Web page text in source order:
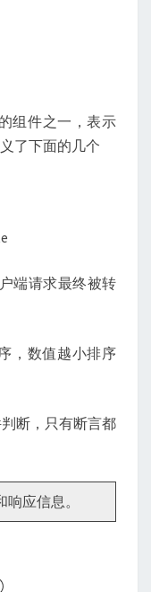
组件之一，表示
了下面的几个
端请求最终被转
，数值越小排序
断，只有断言都
应信息。